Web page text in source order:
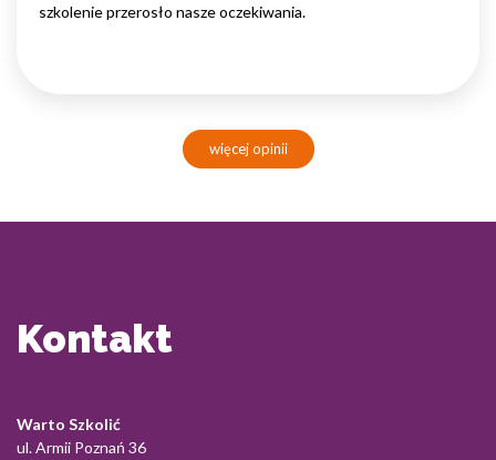
szkolenie przerosło nasze oczekiwania.
więcej opinii
Kontakt
Warto Szkolić
ul. Armii Poznań 36